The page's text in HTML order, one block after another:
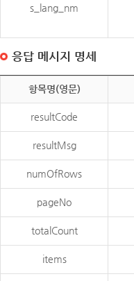
s_lang_nm
응답 메시지 명세
항목명(영문)
resultCode
resultMsg
numOfRows
pageNo
totalCount
items